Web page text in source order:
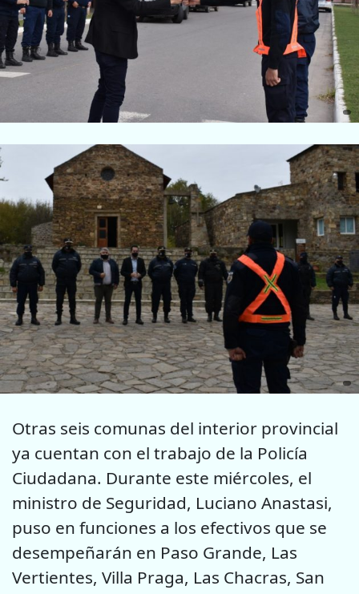
Otras seis comunas del interior provincial
ya cuentan con el trabajo de la Policía
Ciudadana. Durante este miércoles, el
ministro de Seguridad, Luciano Anastasi,
puso en funciones a los efectivos que se
desempeñarán en Paso Grande, Las
Vertientes, Villa Praga, Las Chacras, San